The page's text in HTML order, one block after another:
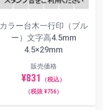
カラー台木一行印（ブル
ー）文字高4.5mm
4.5×29mm
販売価格
¥831
（税込）
（税抜 ¥756）